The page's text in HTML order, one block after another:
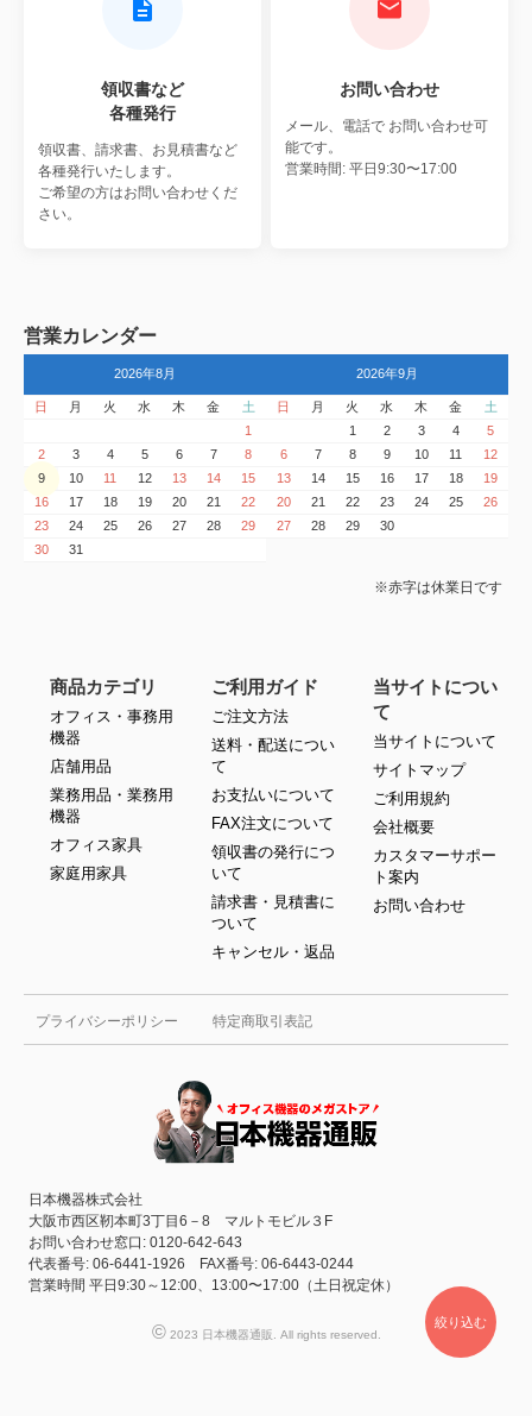
絞り込む
領収書など
各種発行
領収書、請求書、お見積書など
各種発行いたします。
ご希望の方はお問い合わせくだ
さい。
お問い合わせ
メール、電話で お問い合わせ可
能です。
営業時間: 平日9:30〜17:00
営業カレンダー
2026年8月
日 月 火 水 木 金
土
1
2
3 4 5 6 7
8
9
10 11 12 13 14
15
16
17 18 19 20 21
22
23
24 25 26 27 28
29
30
31
2026年9月
日 月 火 水 木 金
土
1
2 3 4
5
6
7 8 9 10 11
12
13
14 15 16 17 18
19
20
21 22 23 24 25
26
27
28 29 30
※赤字は休業日です
プライバシーポリシー 特定商取引表記
日本機器株式会社
大阪市西区靭本町3丁目6－8 マルトモビル３F
お問い合わせ窓口: 0120-642-643
代表番号: 06-6441-1926 FAX番号: 06-6443-0244
営業時間 平日9:30～12:00、13:00〜17:00（土日祝定休）
商品カテゴリ
オフィス・事務用
機器
店舗用品
業務用品・業務用
機器
オフィス家具
家庭用家具
ご利用ガイド
ご注文方法
送料・配送につい
て
お支払いについて
FAX注文について
領収書の発行につ
いて
請求書・見積書に
ついて
キャンセル・返品
当サイトについ
て
当サイトについて
サイトマップ
ご利用規約
会社概要
カスタマーサポー
ト案内
お問い合わせ
©2023 日本機器通販. All rights reserved.